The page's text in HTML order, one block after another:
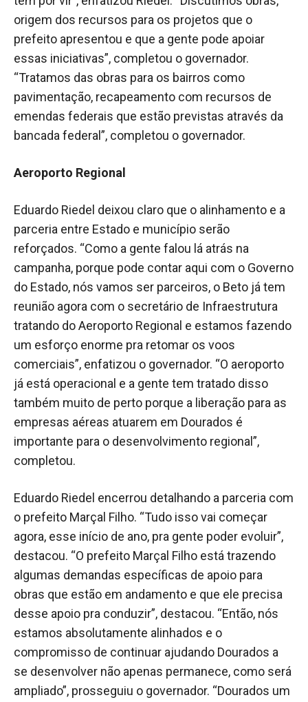
origem dos recursos para os projetos que o
prefeito apresentou e que a gente pode apoiar
essas iniciativas”, completou o governador.
“Tratamos das obras para os bairros como
pavimentação, recapeamento com recursos de
emendas federais que estão previstas através da
bancada federal”, completou o governador.
Aeroporto Regional
Eduardo Riedel deixou claro que o alinhamento e a
parceria entre Estado e município serão
reforçados. “Como a gente falou lá atrás na
campanha, porque pode contar aqui com o Governo
do Estado, nós vamos ser parceiros, o Beto já tem
reunião agora com o secretário de Infraestrutura
tratando do Aeroporto Regional e estamos fazendo
um esforço enorme pra retomar os voos
comerciais”, enfatizou o governador. “O aeroporto
já está operacional e a gente tem tratado disso
também muito de perto porque a liberação para as
empresas aéreas atuarem em Dourados é
importante para o desenvolvimento regional”,
completou.
Eduardo Riedel encerrou detalhando a parceria com
o prefeito Marçal Filho. “Tudo isso vai começar
agora, esse início de ano, pra gente poder evoluir”,
destacou. “O prefeito Marçal Filho está trazendo
algumas demandas específicas de apoio para
obras que estão em andamento e que ele precisa
desse apoio pra conduzir”, destacou. “Então, nós
estamos absolutamente alinhados e o
compromisso de continuar ajudando Dourados a
se desenvolver não apenas permanece, como será
ampliado”, prosseguiu o governador. “Dourados um